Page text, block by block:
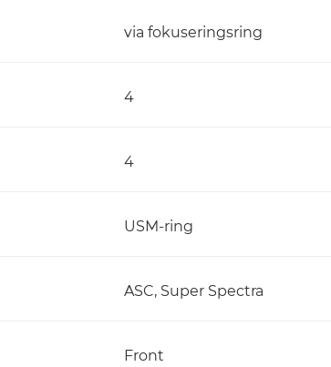
via fokuseringsring
4
4
USM-ring
ASC, Super Spectra
Front